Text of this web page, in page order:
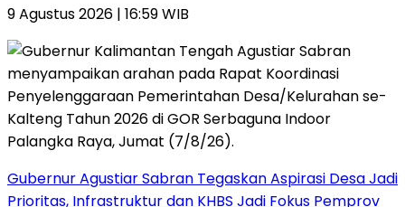
9 Agustus 2026 | 16:59 WIB
Gubernur Agustiar Sabran Tegaskan Aspirasi Desa Jadi
Prioritas, Infrastruktur dan KHBS Jadi Fokus Pemprov